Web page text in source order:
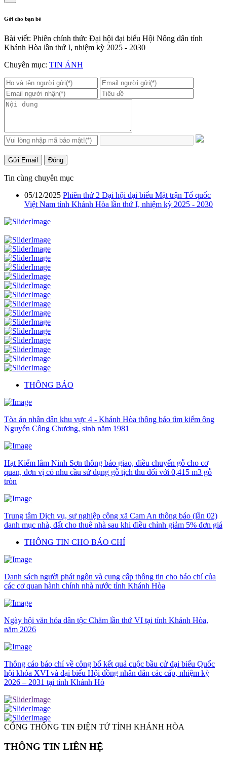
Gởi cho bạn bè
Bài viết: Phiên chính thức Đại hội đại biểu Hội Nông dân tỉnh
Khánh Hòa lần thứ I, nhiệm kỳ 2025 - 2030
Chuyên mục: TIN ẢNH
Gửi Email Đóng
Tin cùng chuyên mục
05/12/2025 Phiên thứ 2 Đại hội đại biểu Mặt trận Tổ quốc
Việt Nam tỉnh Khánh Hòa lần thứ I, nhiệm kỳ 2025 - 2030
THÔNG BÁO
Tòa án nhân dân khu vực 4 - Khánh Hòa thông báo tìm kiếm ông
Nguyễn Công Chương, sinh năm 1981
Hạt Kiểm lâm Ninh Sơn thông báo giao, điều chuyển gỗ cho cơ
quan, đơn vị có nhu cầu sử dụng gỗ tịch thu đối với 0,415 m3 gỗ
tròn
Trung tâm Dịch vụ, sự nghiệp công xã Cam An thông báo (lần 02)
danh mục nhà, đất cho thuê nhà sau khi điều chỉnh giảm 5% đơn giá
THÔNG TIN CHO BÁO CHÍ
Danh sách người phát ngôn và cung cấp thông tin cho báo chí của
các cơ quan hành chính nhà nước tỉnh Khánh Hòa
Ngày hội văn hóa dân tộc Chăm lần thứ VI tại tỉnh Khánh Hòa,
năm 2026
Thông cáo báo chí về công bố kết quả cuộc bầu cử đại biểu Quốc
hội khóa XVI và đại biểu Hội đồng nhân dân các cấp, nhiệm kỳ
2026 – 2031 tại tỉnh Khánh Hò
CỔNG THÔNG TIN ĐIỆN TỬ TỈNH KHÁNH HÒA
THÔNG TIN LIÊN HỆ